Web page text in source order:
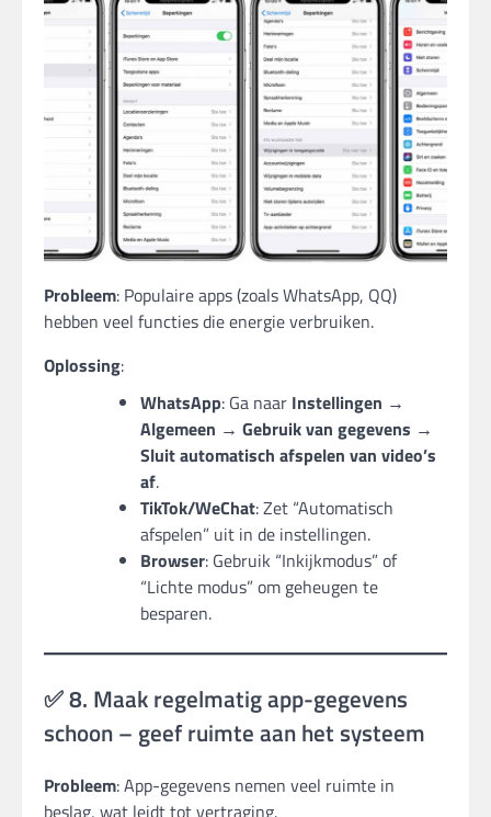
Probleem: Populaire apps (zoals WhatsApp, QQ)
hebben veel functies die energie verbruiken.
Oplossing:
WhatsApp: Ga naar Instellingen →
Algemeen → Gebruik van gegevens →
Sluit automatisch afspelen van video’s
af.
TikTok/WeChat: Zet “Automatisch
afspelen” uit in de instellingen.
Browser: Gebruik “Inkijkmodus” of
“Lichte modus” om geheugen te
besparen.
✅ 8. Maak regelmatig app-gegevens
schoon – geef ruimte aan het systeem
Probleem: App-gegevens nemen veel ruimte in